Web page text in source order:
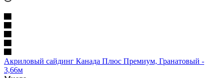
Акриловый сайдинг Канада Плюс Премиум, Гранатовый -
3,66м